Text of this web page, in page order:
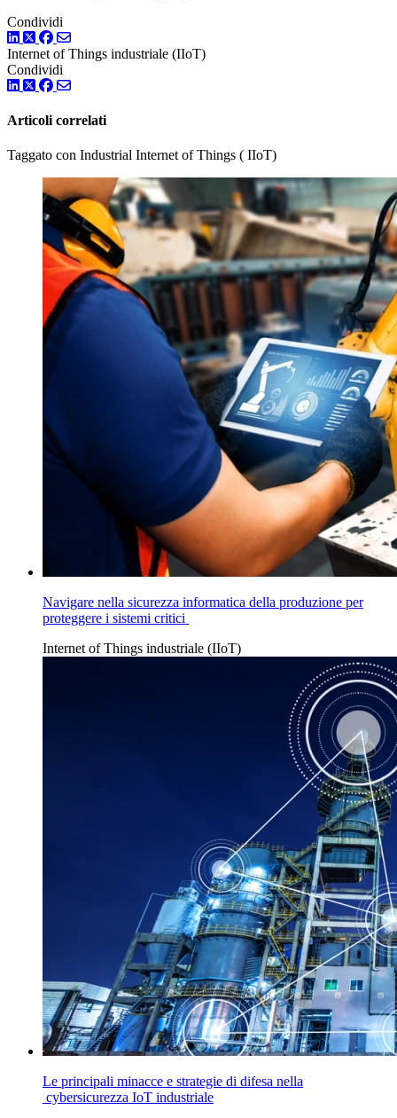
Condividi
LinkedIn
TwitterFacebook
Internet of Things industriale (IIoT)
Condividi
LinkedIn
TwitterFacebook
Articoli correlati
Taggato con Industrial Internet of Things ( IIoT)
Navigare nella sicurezza informatica della produzione per
proteggere i sistemi critici
Internet of Things industriale (IIoT)
Le principali minacce e strategie di difesa nella
cybersicurezza IoT industriale